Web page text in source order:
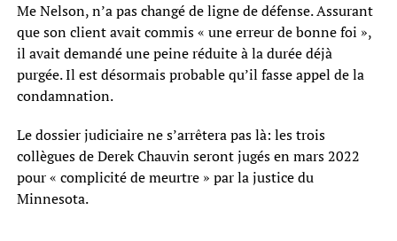
Me Nelson, n’a pas changé de ligne de défense. Assurant
que son client avait commis « une erreur de bonne foi »,
il avait demandé une peine réduite à la durée déjà
purgée. Il est désormais probable qu’il fasse appel de la
condamnation.
Le dossier judiciaire ne s’arrêtera pas là: les trois
collègues de Derek Chauvin seront jugés en mars 2022
pour « complicité de meurtre » par la justice du
Minnesota.